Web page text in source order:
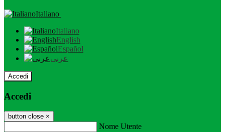
Italiano
Italiano
English
Español
عربى
Accedi
Accedi
button close ×
Nome Utente